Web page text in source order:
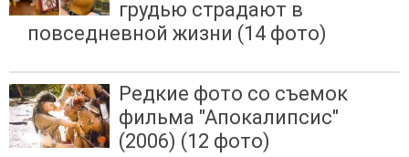
грудью страдают в
повседневной жизни (14 фото)
Редкие фото со съемок
фильма "Апокалипсис"
(2006) (12 фото)